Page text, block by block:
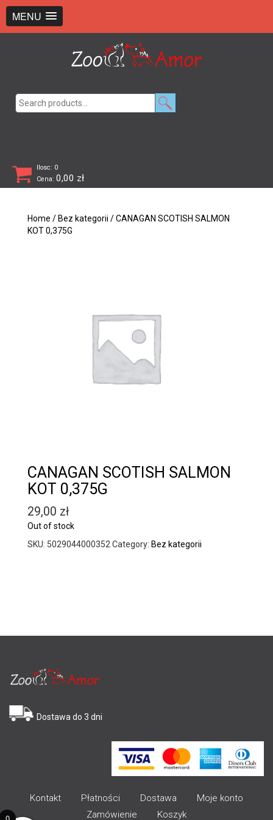
MENU
Ilosc: 0
Cena: 0,00 zł
Home / Bez kategorii / CANAGAN SCOTISH SALMON
KOT 0,375G
CANAGAN SCOTISH SALMON
KOT 0,375G
29,00 zł
Out of stock
SKU: 5029044000352 Category: Bez kategorii
Dostawa do 3 dni
Kontakt Płatności Dostawa
Moje konto
Zamówienie
Koszyk